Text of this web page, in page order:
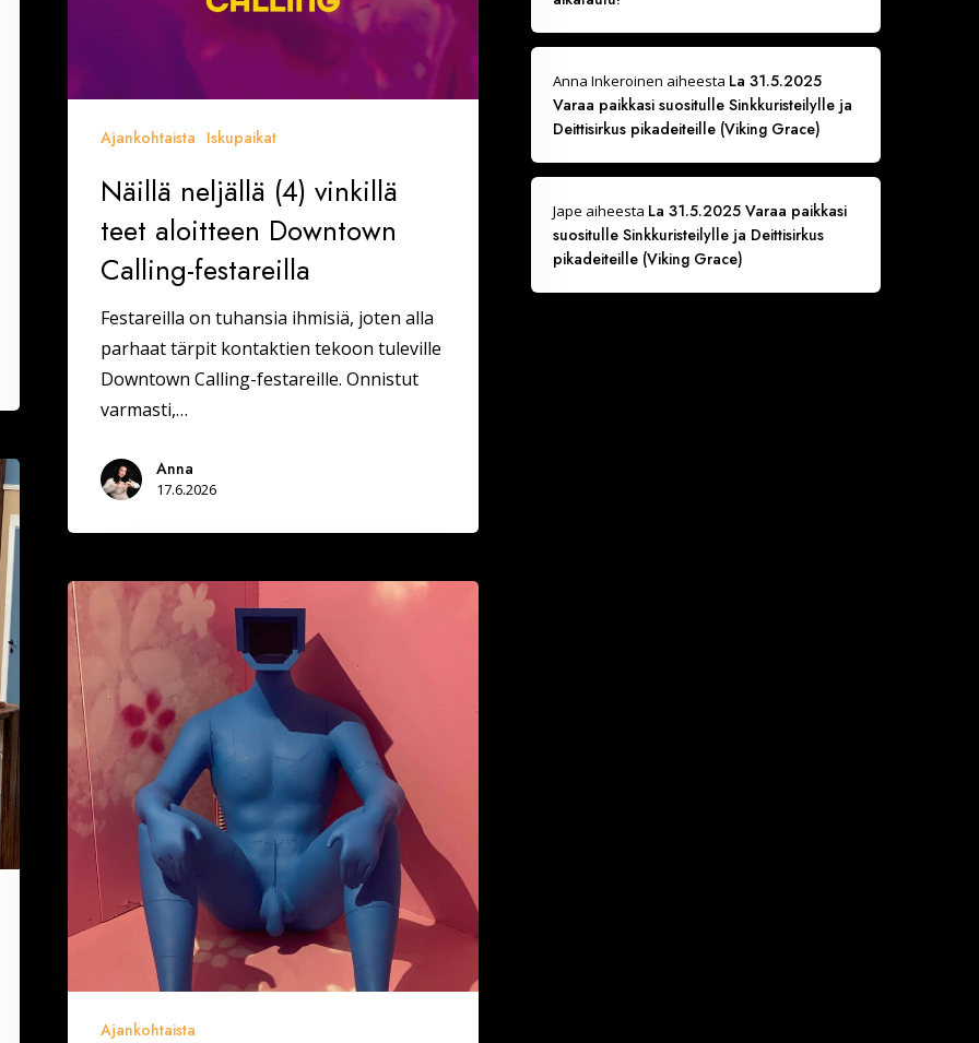
Ajankohtaista Iskupaikat
Näillä neljällä (4) vinkillä
teet aloitteen Downtown
Calling-festareilla
Festareilla on tuhansia ihmisiä, joten alla
parhaat tärpit kontaktien tekoon tuleville
Downtown Calling-festareille. Onnistut
varmasti,…
Anna
17.6.2026
Kuinka
tutustua
treffeillä
ilman
”kuulustelua”?
Valitse
Purkutaide
(5
esimerkkiä)
Ajankohtaista
Anna Inkeroinen aiheesta La 31.5.2025
Varaa paikkasi suositulle Sinkkuristeilylle ja
Deittisirkus pikadeiteille (Viking Grace)
Jape aiheesta La 31.5.2025 Varaa paikkasi
suositulle Sinkkuristeilylle ja Deittisirkus
pikadeiteille (Viking Grace)